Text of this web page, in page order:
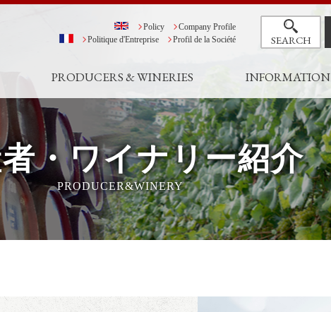
Policy
Company Profile
Politique d'Entreprise
Profil de la Société SEARCH
PRODUCERS & WINERIES INFORMATION
・ワイナリー紹介
PRODUCER&WINERY